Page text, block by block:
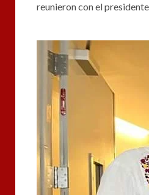
reunieron con el